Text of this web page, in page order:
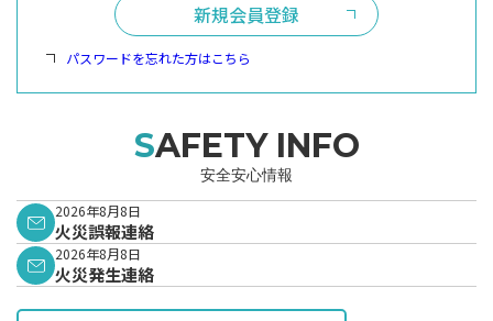
新規会員登録
パスワードを忘れた方はこちら
SAFETY INFO
安全安心情報
2026年8月8日
火災誤報連絡
2026年8月8日
火災発生連絡